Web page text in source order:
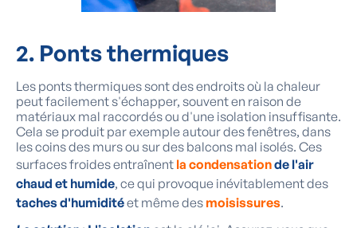
2. Ponts thermiques
Les ponts thermiques sont des endroits où la chaleur
peut facilement s'échapper, souvent en raison de
matériaux mal raccordés ou d'une isolation insuffisante.
Cela se produit par exemple autour des fenêtres, dans
les coins des murs ou sur des balcons mal isolés. Ces
surfaces froides entraînent la condensationde l'air
chaud et humide, ce qui provoque inévitablement des
taches d'humiditéet même des moisissures.